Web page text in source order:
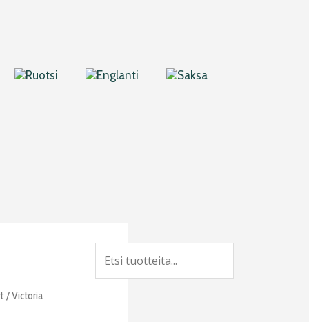
/ Victoria